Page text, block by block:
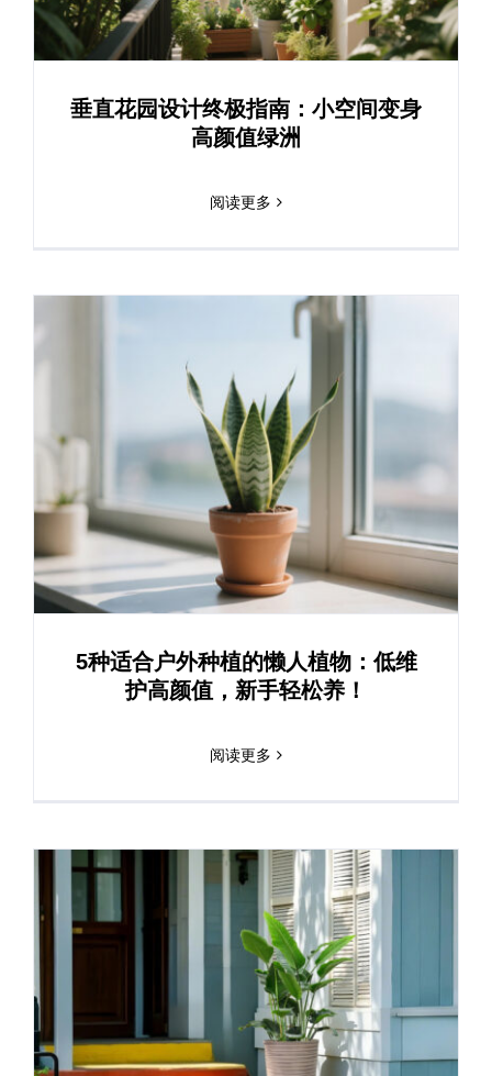
垂直花园设计终极指南：小空间变身
高颜值绿洲
阅读更多
5种适合户外种植的懒人植物：低维
护高颜值，新手轻松养！
阅读更多